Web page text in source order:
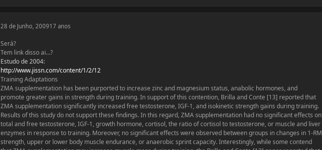
28 de Junho, 200917 anos
Será?
Tem link disso ai...?
Estudo de 2004:
http://www.jissn.com/content/1/2/12
Training Adaptations
ZMA supplementation has been purported to increase zinc and magnesium status, anabolic hormones, and
promote greater gains in strength during training. In support of this contention, Brilla and Conte [13] reported that
ZMA supplementation significantly increased free testosterone, IGF-1, and isokinetic strength gains during training.
Results of this study do not support these findings. In this regard, ZMA supplementation had no significant effects on
total and free testosterone, IGF-1, growth hormone, cortisol, the ratio of cortisol to testosterone, or muscle and liver
enzymes in response to training. Moreover, no significant effects were observed between groups in changes in 1-RM
strength, upper or lower body muscle endurance, or anaerobic sprint capacity. Interestingly, while some contend